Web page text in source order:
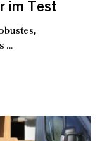
im Test
...